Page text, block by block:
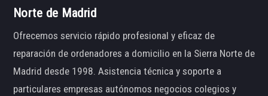
Norte de Madrid
Ofrecemos servicio rápido profesional y eficaz de
reparación de ordenadores a domicilio en la Sierra Norte de
Madrid desde 1998. Asistencia técnica y soporte a
particulares empresas autónomos negocios colegios y